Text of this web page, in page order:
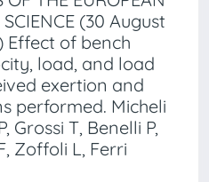
(30 August
Effect of bench
load, and load
exertion and
performed. Micheli
Grossi T, Benelli P,
Zoffoli L, Ferri